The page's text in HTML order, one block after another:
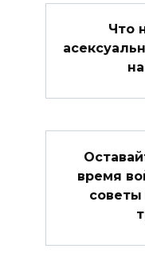
Что
время